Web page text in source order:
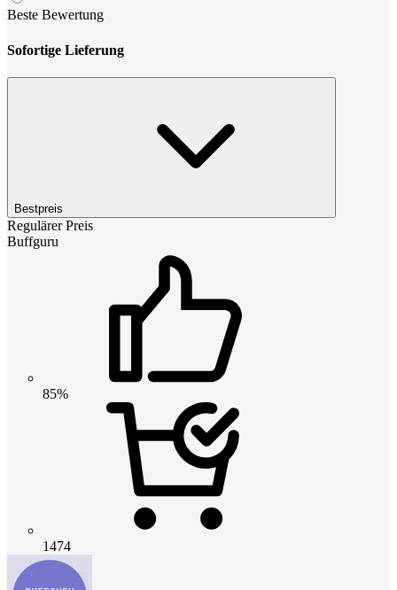
Beste Bewertung
Sofortige Lieferung
Bestpreis
Regulärer Preis
Buffguru
85%
1474